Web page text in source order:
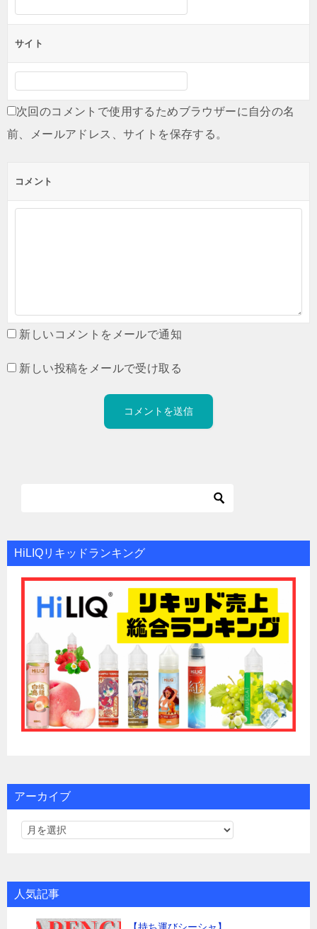
サイト
次回のコメントで使用するためブラウザーに自分の名
前、メールアドレス、サイトを保存する。
コメント
新しいコメントをメールで通知
新しい投稿をメールで受け取る
HiLIQリキッドランキング
アーカイブ
人気記事
【持ち運びシーシャ】